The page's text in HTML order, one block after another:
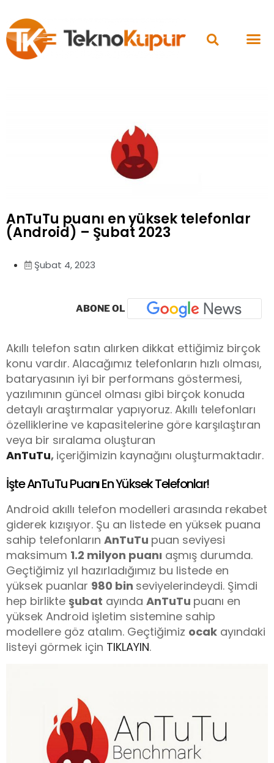
AnTuTu puanı en yüksek telefonlar
(Android) – Şubat 2023
Şubat 4, 2023
ABONE OL
Akıllı telefon satın alırken dikkat ettiğimiz birçok
konu vardır. Alacağımız telefonların hızlı olması,
bataryasının iyi bir performans göstermesi,
yazılımının güncel olması gibi birçok konuda
detaylı araştırmalar yapıyoruz. Akıllı telefonları
özelliklerine ve kapasitelerine göre karşılaştıran
veya bir sıralama oluşturan
AnTuTu, içeriğimizin kaynağını oluşturmaktadır.
İşte AnTuTu Puanı En Yüksek Telefonlar!
Android akıllı telefon modelleri arasında rekabet
giderek kızışıyor. Şu an listede en yüksek puana
sahip telefonların AnTuTu puan seviyesi
maksimum 1.2 milyon puanı aşmış durumda.
Geçtiğimiz yıl hazırladığımız bu listede en
yüksek puanlar 980 bin seviyelerindeydi. Şimdi
hep birlikte şubat ayında AnTuTu puanı en
yüksek Android işletim sistemine sahip
modellere göz atalım. Geçtiğimiz ocak ayındaki
listeyi görmek için TIKLAYIN.